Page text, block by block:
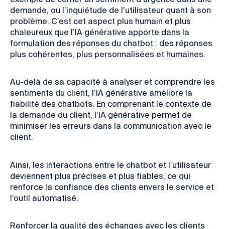
demande, ou l’inquiétude de l’utilisateur quant à son
problème. C’est cet aspect plus humain et plus
chaleureux que l’IA générative apporte dans la
formulation des réponses du chatbot : des réponses
plus cohérentes, plus personnalisées et humaines.
Au-delà de sa capacité à analyser et comprendre les
sentiments du client, l’IA générative améliore la
fiabilité des chatbots. En comprenant le contexte de
la demande du client, l’IA générative permet de
minimiser les erreurs dans la communication avec le
client.
Ainsi, les interactions entre le chatbot et l’utilisateur
deviennent plus précises et plus fiables, ce qui
renforce la confiance des clients envers le service et
l’outil automatisé.
Renforcer la qualité des échanges avec les clients